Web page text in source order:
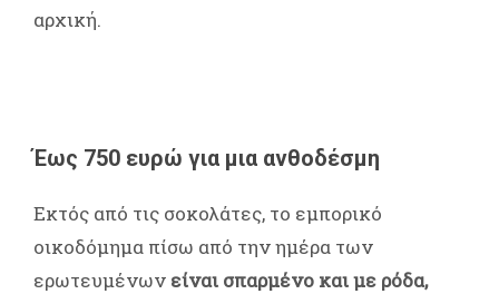
αρχική.
Έως 750 ευρώ για μια ανθοδέσμη
Εκτός από τις σοκολάτες, το εμπορικό
οικοδόμημα πίσω από την ημέρα των
ερωτευμένων είναι σπαρμένο και με ρόδα,